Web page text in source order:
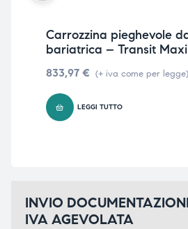
Carrozzina pieghevole
bariatrica – Transit
833,97 € (+ iva come per legge)
LEGGI TUTTO
INVIO
IVA AGEVOLATA